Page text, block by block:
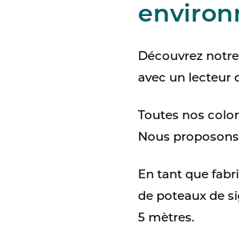
Découvrez
avec un lecteur
Toutes nos
Nous
En tant que
de poteaux de
5 mètres.